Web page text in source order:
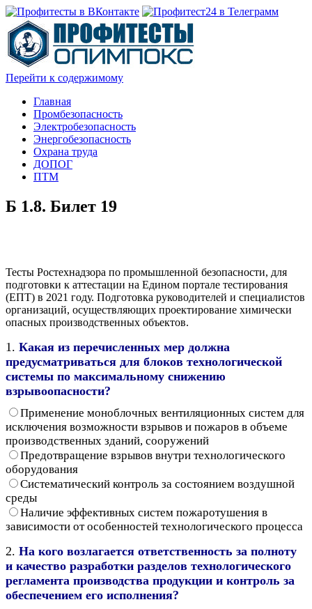
Перейти к содержимому
Главная
Промбезопасность
Электробезопасность
Энергобезопасность
Охрана труда
ДОПОГ
ПТМ
Б 1.8. Билет 19
Тесты Ростехнадзора по промышленной безопасности, для
подготовки к аттестации на Едином портале тестирования
(ЕПТ) в 2021 году. Подготовка руководителей и специалистов
организаций, осуществляющих проектирование химически
опасных производственных объектов.
1. Какая из перечисленных мер должна
предусматриваться для блоков технологической
системы по максимальному снижению
взрывоопасности?
Применение моноблочных вентиляционных систем для
исключения возможности взрывов и пожаров в объеме
производственных зданий, сооружений
Предотвращение взрывов внутри технологического
оборудования
Систематический контроль за состоянием воздушной
среды
Наличие эффективных систем пожаротушения в
зависимости от особенностей технологического процесса
2. На кого возлагается ответственность за полноту
и качество разработки разделов технологического
регламента производства продукции и контроль за
обеспечением его исполнения?